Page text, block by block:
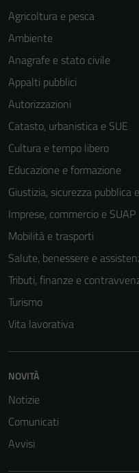
Agricoltura e pesca
Ambiente
Anagrafe e stato civile
Appalti pubblici
Autorizzazioni
Catasto, urbanistica e SUE
Cultura e tempo libero
Educazione e formazione
Giustizia, sicurezza pubblica
Imprese, commercio e SUAP
Mobilità e trasporti
Salute, benessere e
Tributi, finanze e
Turismo
Vita lavorativa
NOVITÀ
Notizie
Comunicati
Avvisi